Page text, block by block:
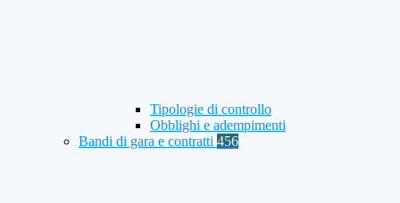
Tipologie di controllo
Obblighi e adempimenti
Bandi di gara e contratti 456